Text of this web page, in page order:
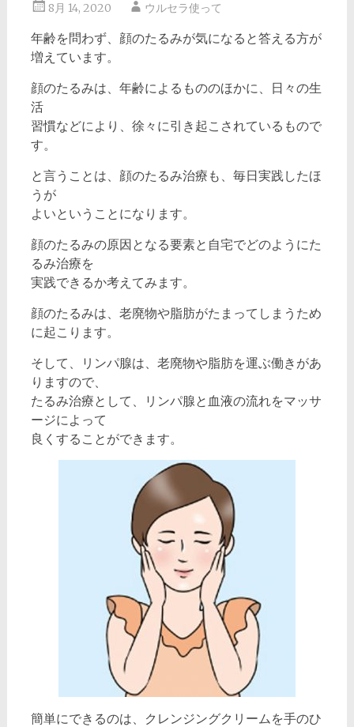
8月 14, 2020 ウルセラ使って
年齢を問わず、顔のたるみが気になると答える方が
増えています。
顔のたるみは、年齢によるもののほかに、日々の生
活
習慣などにより、徐々に引き起こされているもので
す。
と言うことは、顔のたるみ治療も、毎日実践したほ
うが
よいということになります。
顔のたるみの原因となる要素と自宅でどのようにた
るみ治療を
実践できるか考えてみます。
顔のたるみは、老廃物や脂肪がたまってしまうため
に起こります。
そして、リンパ腺は、老廃物や脂肪を運ぶ働きがあ
りますので、
たるみ治療として、リンパ腺と血液の流れをマッサ
ージによって
良くすることができます。
簡単にできるのは、クレンジングクリームを手のひ